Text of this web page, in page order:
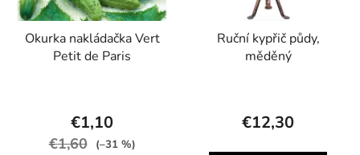
Okurka nakládačka Vert
Petit de Paris
€1,10
€1,60 (–31 %)
Ruční kypřič půdy,
měděný
€12,30